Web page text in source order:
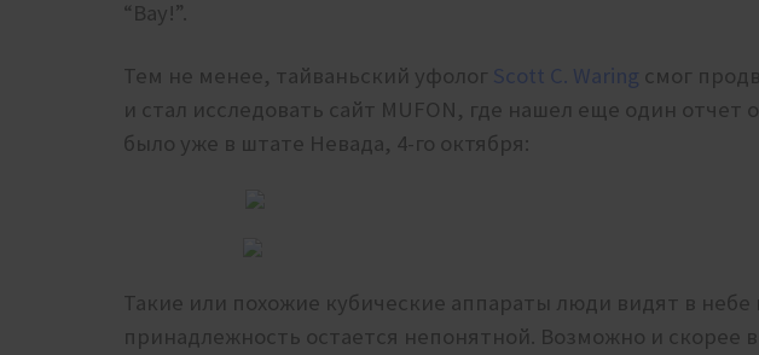
“Вау!”.
Тем не менее, тайваньский уфолог Scott C. Waring смог
и стал исследовать сайт MUFON, где нашел еще один
было уже в штате Невада, 4-го октября:
Такие или похожие кубические аппараты люди видят в небе
принадлежность остается непонятной. Возможно и скорее